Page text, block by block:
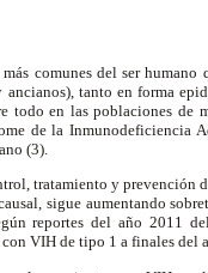
comunes del ser
ancianos), tanto en forma
en las poblaciones de
de la Inmunodeficiencia
(3).
tratamiento y
sigue aumentando
reportes del año 2011
VIH de tipo 1 a finales